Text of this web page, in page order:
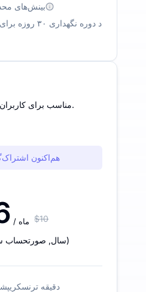
بینش‌های
د دوره نگهداری ۳۰ روزه برای فایل‌های رسانه‌ای
مناسب برای کاربران عادی و وظایف روزانه.
هم‌اکنون
/ ماه $10
/ سال, صورتحساب )
1200 دقیقه